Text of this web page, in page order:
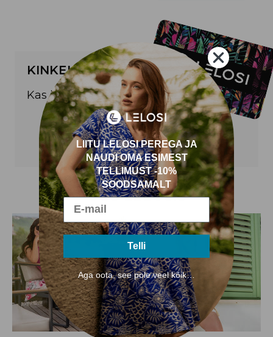
KINKEKAART
Kas ideed on otsas?
LELOSI KINKEKAART
UUS LELOSIS
LIITU LELOSI PEREGA JA
NAUDI OMA ESIMEST
TELLIMUST -10%
SOODSAMALT
Telli
Aga oota, see pole veel kõik…